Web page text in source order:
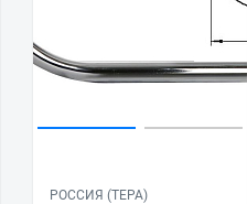
РОССИЯ (ТЕРА)